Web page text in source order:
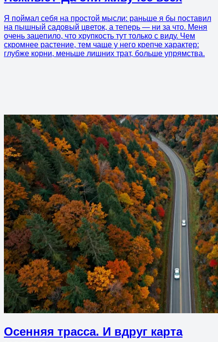
Я поймал себя на простой мысли: раньше я бы поставил
на пышный садовый цветок, а теперь — ни за что. Меня
очень зацепило, что хрупкость тут только с виду. Чем
скромнее растение, тем чаще у него крепче характер:
глубже корни, меньше лишних трат, больше упрямства.
Осенняя трасса. И вдруг карта